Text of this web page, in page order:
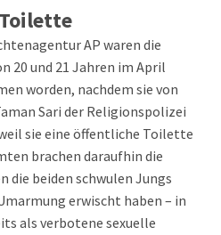
AP waren die
20 und 21 Jahren im April
worden, nachdem sie von
Sari der Religionspolizei
sie eine öffentliche Toilette
brachen daraufhin die
beiden schwulen Jungs
erwischt haben – in
als verbotene sexuelle